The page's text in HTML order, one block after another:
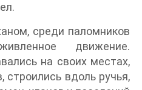
среди паломников
движение.
на своих местах,
вдоль ручья,